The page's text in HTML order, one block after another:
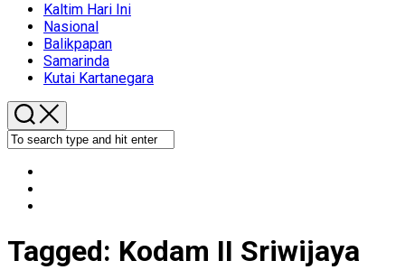
Kaltim Hari Ini
Nasional
Balikpapan
Samarinda
Kutai Kartanegara
Tagged: Kodam II Sriwijaya